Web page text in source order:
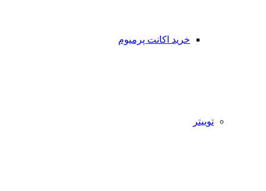
خرید اکانت پرمیوم
توییتر